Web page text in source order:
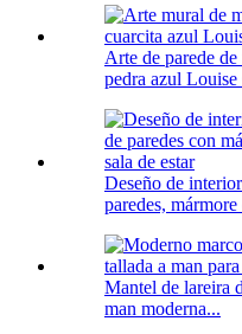
Arte de parede
pedra azul Louise
Deseño de
paredes,
Mantel de lareira
man moderna...